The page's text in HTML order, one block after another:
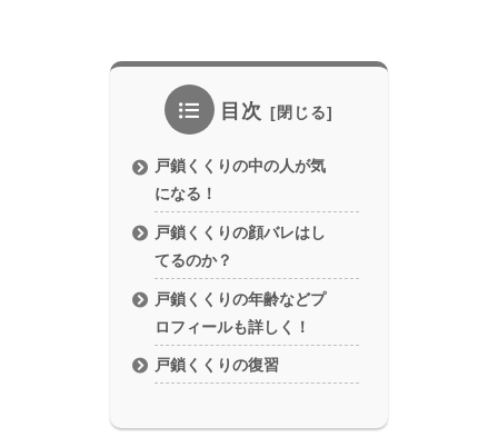
目次
戸鎖くくりの中の人が気
になる！
戸鎖くくりの顔バレはし
てるのか？
戸鎖くくりの年齢などプ
ロフィールも詳しく！
戸鎖くくりの復習